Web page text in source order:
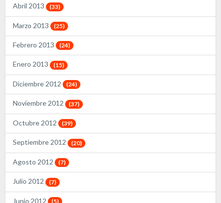
Abril 2013 (33)
Marzo 2013 (25)
Febrero 2013 (24)
Enero 2013 (15)
Diciembre 2012 (24)
Noviembre 2012 (37)
Octubre 2012 (39)
Septiembre 2012 (20)
Agosto 2012 (7)
Julio 2012 (7)
Junio 2012 (5)